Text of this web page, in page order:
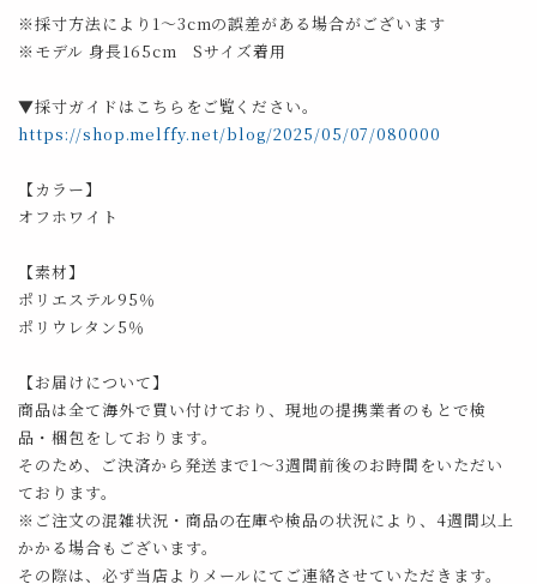
※採寸方法により1～3cmの誤差がある場合がございます
※モデル 身長165cm Sサイズ着用
▼採寸ガイドはこちらをご覧ください。
https://shop.melffy.net/blog/2025/05/07/080000
【カラー】
オフホワイト
【素材】
ポリエステル95％
ポリウレタン5％
【お届けについて】
商品は全て海外で買い付けており、現地の提携業者のもとで検
品・梱包をしております。
そのため、ご決済から発送まで1～3週間前後のお時間をいただい
ております。
※ご注文の混雑状況・商品の在庫や検品の状況により、4週間以上
かかる場合もございます。
その際は、必ず当店よりメールにてご連絡させていただきます。